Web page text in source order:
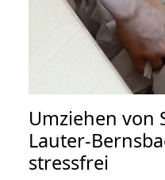
Umziehen von
Lauter-
stressfrei